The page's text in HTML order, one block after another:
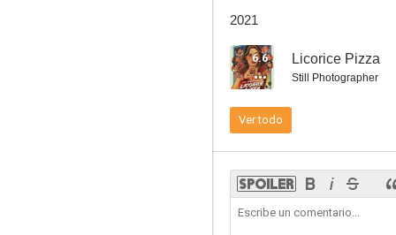
7.3
2021
6.6 Licorice Pizza
Still Photographer
Ver todo